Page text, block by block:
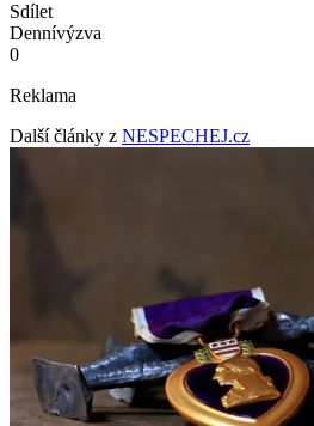
Sdílet
Dennívýzva
0
Reklama
Další články z NESPECHEJ.cz